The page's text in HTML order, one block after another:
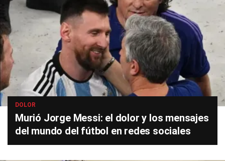
DOLOR
Murió Jorge Messi: el dolor y los mensajes
del mundo del fútbol en redes sociales